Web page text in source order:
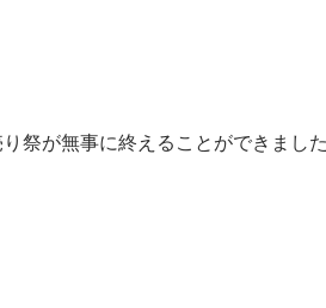
祭が無事に終えることができまし